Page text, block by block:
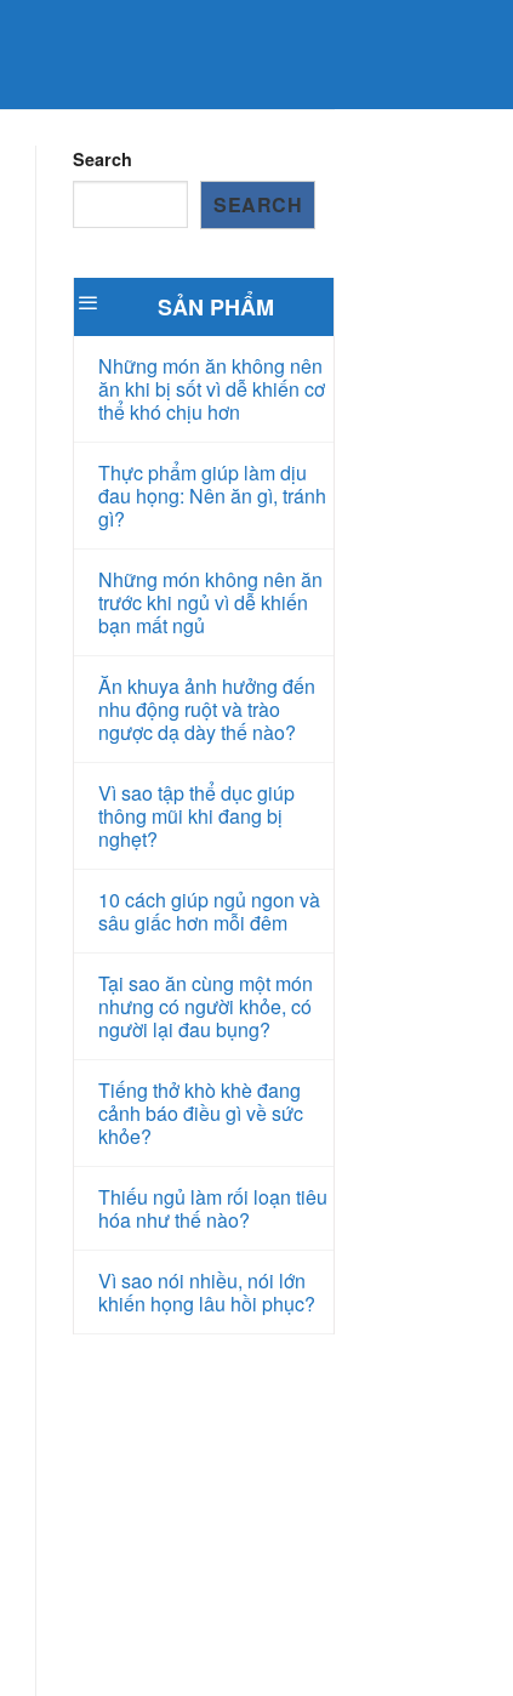
Search
SEARCH
SẢN PHẨM
Những món ăn không nên
ăn khi bị sốt vì dễ khiến cơ
thể khó chịu hơn
Thực phẩm giúp làm dịu
đau họng: Nên ăn gì, tránh
gì?
Những món không nên ăn
trước khi ngủ vì dễ khiến
bạn mất ngủ
Ăn khuya ảnh hưởng đến
nhu động ruột và trào
ngược dạ dày thế nào?
Vì sao tập thể dục giúp
thông mũi khi đang bị
nghẹt?
10 cách giúp ngủ ngon và
sâu giấc hơn mỗi đêm
Tại sao ăn cùng một món
nhưng có người khỏe, có
người lại đau bụng?
Tiếng thở khò khè đang
cảnh báo điều gì về sức
khỏe?
Thiếu ngủ làm rối loạn tiêu
hóa như thế nào?
Vì sao nói nhiều, nói lớn
khiến họng lâu hồi phục?